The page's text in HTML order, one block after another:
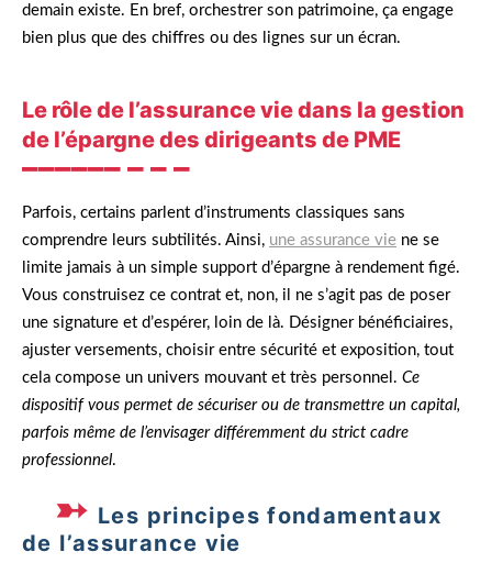
demain existe. En bref, orchestrer son patrimoine, ça engage
bien plus que des chiffres ou des lignes sur un écran.
Le rôle de l’assurance vie dans la gestion
de l’épargne des dirigeants de PME
Parfois, certains parlent d’instruments classiques sans
comprendre leurs subtilités. Ainsi, une assurance vie ne se
limite jamais à un simple support d’épargne à rendement figé.
Vous construisez ce contrat et, non, il ne s’agit pas de poser
une signature et d’espérer, loin de là. Désigner bénéficiaires,
ajuster versements, choisir entre sécurité et exposition, tout
cela compose un univers mouvant et très personnel. Ce
dispositif vous permet de sécuriser ou de transmettre un capital,
parfois même de l’envisager différemment du strict cadre
professionnel.
Les principes fondamentaux
de l’assurance vie